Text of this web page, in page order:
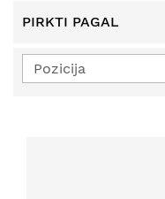
PIRKTI PAGAL